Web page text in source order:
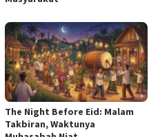
The Night Before Eid: Malam
Takbiran, Waktunya